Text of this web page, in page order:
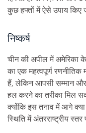
कुछ हफ्तों में ऐसे उपाय किए
निष्कर्ष
चीन की अपील में अमेरिका
का एक महत्वपूर्ण रणनीतिक
हैं, लेकिन आपसी सम्मान और
हल करने का तरीका मिल
क्योंकि इस तनाव में आगे
स्थिति में अंतरराष्ट्रीय स्तर